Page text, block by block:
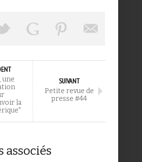
une
la
SUIVANT
Petite revue de
presse #44
associés